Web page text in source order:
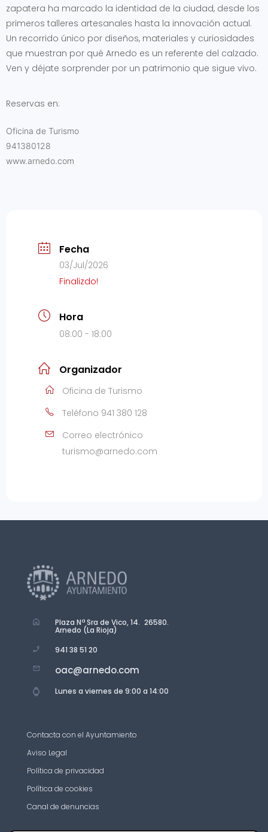
zapatera ha marcado la identidad de la ciudad, desde los
primeros talleres artesanales hasta la innovación actual.
Un recorrido único por diseños, materiales y curiosidades
que muestran por qué Arnedo es un referente del calzado.
Ven y déjate sorprender por un patrimonio que sigue vivo.
Reservas en:
Oficina de Turismo
941380128
www.arnedo.com
Fecha
03/Jul/2026
Finalizdo!
Hora
08:00 - 18:00
Organizador
Oficina de Turismo
Teléfono 941 380 128
Correo electrónico
turismo@arnedo.com
Plaza Nª Sra de Vico, 14. 26580.
Arnedo (La Rioja)
941 38 51 20
oac@arnedo.com
Lunes a viernes de 9:00 a 14:00
Contacta con el Ayuntamiento
Aviso Legal
Política de privacidad
Política de cookies
Canal de denuncias